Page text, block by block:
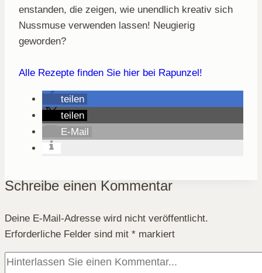
enstanden, die zeigen, wie unendlich kreativ sich
Nussmuse verwenden lassen! Neugierig
geworden?
Alle Rezepte finden Sie hier bei Rapunzel!
teilen
teilen
E-Mail
Schreibe einen Kommentar
Deine E-Mail-Adresse wird nicht veröffentlicht.
Erforderliche Felder sind mit * markiert